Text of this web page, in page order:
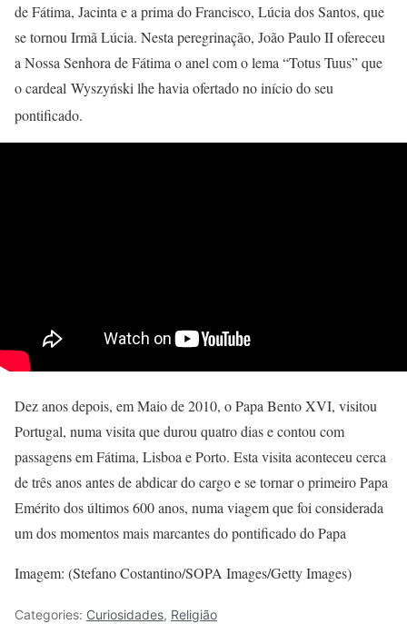
de Fátima, Jacinta e a prima do Francisco, Lúcia dos Santos, que
se tornou Irmã Lúcia. Nesta peregrinação, João Paulo II ofereceu
a Nossa Senhora de Fátima o anel com o lema “Totus Tuus” que
o cardeal Wyszyński lhe havia ofertado no início do seu
pontificado.
Dez anos depois, em Maio de 2010, o Papa Bento XVI, visitou
Portugal, numa visita que durou quatro dias e contou com
passagens em Fátima, Lisboa e Porto. Esta visita aconteceu cerca
de três anos antes de abdicar do cargo e se tornar o primeiro Papa
Emérito dos últimos 600 anos, numa viagem que foi considerada
um dos momentos mais marcantes do pontificado do Papa
Imagem: (Stefano Costantino/SOPA Images/Getty Images)
Categories: Curiosidades, Religião